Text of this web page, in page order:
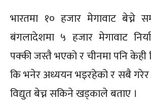
भारतमा १० हजार मेगावाट बेच्ने
बंगलादेशमा ५ हजार मेगावाट
पक्की जस्तै भएको र चीनमा पनि केही
कि भनेर अध्ययन भइरहेको र सबै गरेर
विद्युत बेच्न सकिने खड्काले बताए ।